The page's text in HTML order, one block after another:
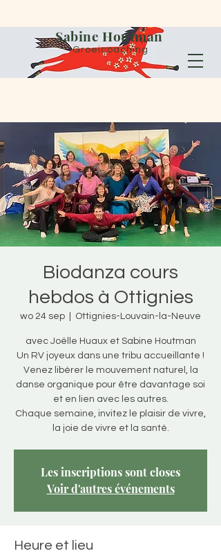
Sabine Houtman
Groeicoaching
Biodanza cours
hebdos à Ottignies
wo 24 sep Ottignies-Louvain-la-Neuve
avec Joëlle Huaux et Sabine Houtman
Un RV joyeux dans une tribu accueillante !
Venez libérer le mouvement naturel, la
danse organique pour être davantage soi
et en lien avec les autres.
Chaque semaine, invitez le plaisir de vivre,
la joie de vivre et la santé.
Les inscriptions sont closes
Voir d'autres événements
Heure et lieu